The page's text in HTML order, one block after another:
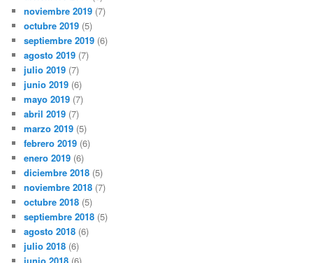
noviembre 2019 (7)
octubre 2019 (5)
septiembre 2019 (6)
agosto 2019 (7)
julio 2019 (7)
junio 2019 (6)
mayo 2019 (7)
abril 2019 (7)
marzo 2019 (5)
febrero 2019 (6)
enero 2019 (6)
diciembre 2018 (5)
noviembre 2018 (7)
octubre 2018 (5)
septiembre 2018 (5)
agosto 2018 (6)
julio 2018 (6)